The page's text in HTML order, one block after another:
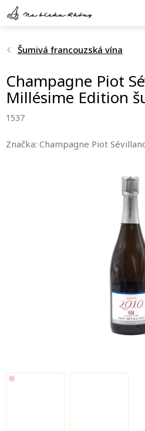
Přejít
na
Šumivá francouzská vína
Champagne Piot
Millésime Edition
1537
Značka: Champagne Piot